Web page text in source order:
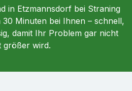
in Etzmannsdorf bei Straning
Minuten bei Ihnen – schnell,
damit Ihr Problem gar nicht
größer wird.